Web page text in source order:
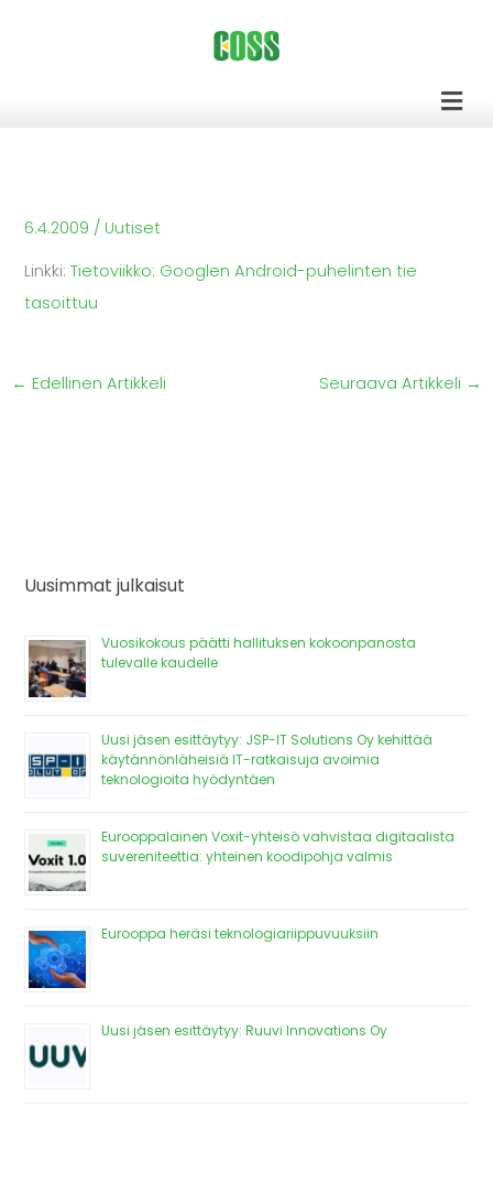
6.4.2009 / Uutiset
Linkki:Tietoviikko: Googlen Android-puhelinten tie
tasoittuu
← Edellinen Artikkeli Seuraava Artikkeli →
Uusimmat julkaisut
Vuosikokous päätti hallituksen kokoonpanosta
tulevalle kaudelle
Uusi jäsen esittäytyy: JSP-IT Solutions Oy kehittää
käytännönläheisiä IT-ratkaisuja avoimia
teknologioita hyödyntäen
Eurooppalainen Voxit-yhteisö vahvistaa digitaalista
suvereniteettia: yhteinen koodipohja valmis
Eurooppa heräsi teknologiariippuvuuksiin
Uusi jäsen esittäytyy: Ruuvi Innovations Oy